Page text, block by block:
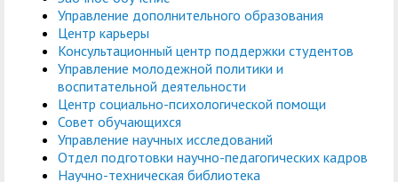
Управление дополнительного образования
Центр карьеры
Консультационный центр поддержки студентов
Управление молодежной политики и
воспитательной деятельности
Центр социально-психологической помощи
Совет обучающихся
Управление научных исследований
Отдел подготовки научно-педагогических кадров
Научно-техническая библиотека